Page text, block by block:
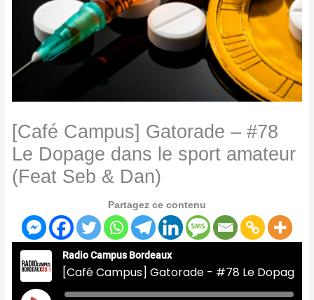
[Café Campus] Gatorade – #78
Le Dopage dans le sport amateur
(Feat Seb & Dan)
Partagez ce contenu
Radio Campus Bordeaux
Play